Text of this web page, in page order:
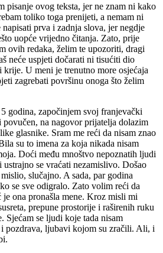
pisanje ovog teksta, jer ne znam ni kako
toliko toga prenijeti, a nemam ni
prva i zadnja slova, jer negdje
uopće vrijedno čitanja. Zato, prije
ovih redaka, želim te upozoriti, dragi
neće uspjeti dočarati ni tisućiti dio
krije. U meni je trenutno more osjećaja
zagrebati površinu onoga što želim
godina, započinjem svoj franjevački
na nagovor prijatelja dolazim
glasnike. Sram me reći da nisam znao
su to imena za koja nikada nisam
Doći među mnoštvo nepoznatih ljudi
se vraćati nezamislivo. Došao
slučajno. A sada, par godina
se sve odigralo. Zato volim reći da
je ona pronašla mene. Kroz misli mi
prepune prostorije i raširenih ruku
Sjećam se ljudi koje tada nisam
pozdrava, ljubavi kojom su zračili. Ali, i